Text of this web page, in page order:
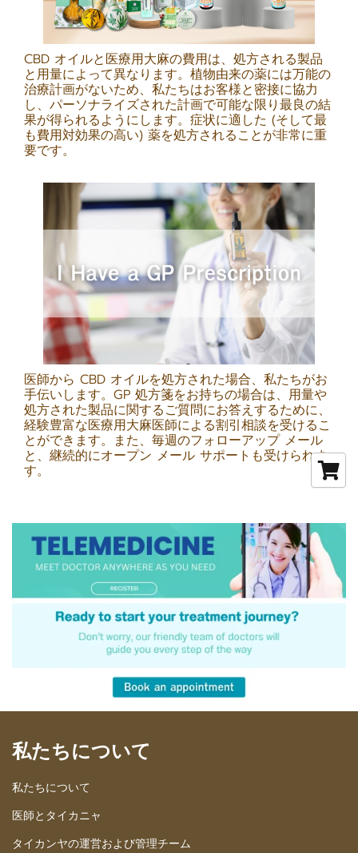
CBD オイルと医療用大麻の費用は、処方される製品
と用量によって異なります。植物由来の薬には万能の
治療計画がないため、私たちはお客様と密接に協力
し、パーソナライズされた計画で可能な限り最良の結
果が得られるようにします。症状に適した (そして最
も費用対効果の高い) 薬を処方されることが非常に重
要です。
医師から CBD オイルを処方された場合、私たちがお
手伝いします。GP 処方箋をお持ちの場合は、用量や
処方された製品に関するご質問にお答えするために、
経験豊富な医療用大麻医師による割引相談を受けるこ
とができます。また、毎週のフォローアップ メール
と、継続的にオープン メール サポートも受けられま
す。
私たちについて
私たちについて
医師とタイカニャ
タイカンヤの運営および管理チーム